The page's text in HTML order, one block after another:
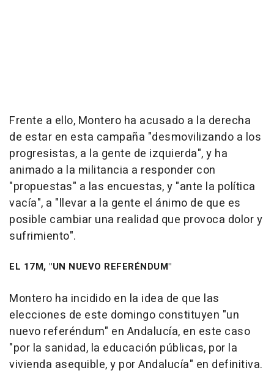
Frente a ello, Montero ha acusado a la derecha
de estar en esta campaña "desmovilizando a los
progresistas, a la gente de izquierda", y ha
animado a la militancia a responder con
"propuestas" a las encuestas, y "ante la política
vacía", a "llevar a la gente el ánimo de que es
posible cambiar una realidad que provoca dolor y
sufrimiento".
EL 17M, "UN NUEVO REFERÉNDUM"
Montero ha incidido en la idea de que las
elecciones de este domingo constituyen "un
nuevo referéndum" en Andalucía, en este caso
"por la sanidad, la educación públicas, por la
vivienda asequible, y por Andalucía" en definitiva.